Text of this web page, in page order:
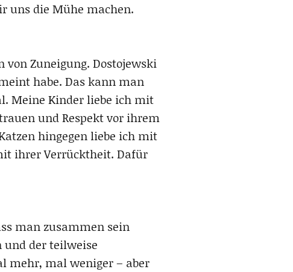
uns die Mühe machen.
von Zuneigung. Dostojewski
habe. Das kann man
Meine Kinder liebe ich mit
und Respekt vor ihrem
hingegen liebe ich mit
ihrer Verrücktheit. Dafür
man zusammen sein
der teilweise
mehr, mal weniger – aber